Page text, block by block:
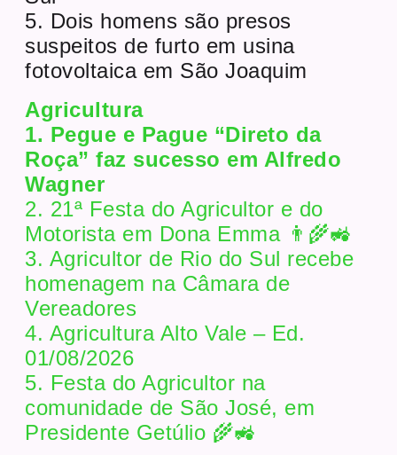
5. Dois homens são presos
suspeitos de furto em usina
fotovoltaica em São Joaquim
Agricultura
1. Pegue e Pague “Direto da
Roça” faz sucesso em Alfredo
Wagner
2. 21ª Festa do Agricultor e do
Motorista em Dona Emma 👨‍🌾🚜
3. Agricultor de Rio do Sul recebe
homenagem na Câmara de
Vereadores
4. Agricultura Alto Vale – Ed.
01/08/2026
5. Festa do Agricultor na
comunidade de São José, em
Presidente Getúlio 🌾🚜